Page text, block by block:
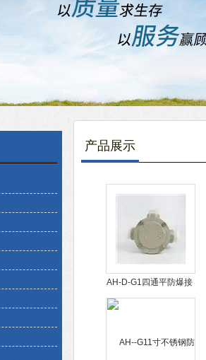
产品展示
AH-D-G1四通平防爆接
线盒